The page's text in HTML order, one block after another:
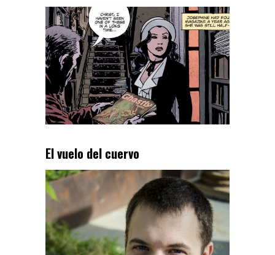
El vuelo del cuervo